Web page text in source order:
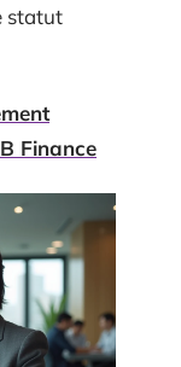
statut
Finance